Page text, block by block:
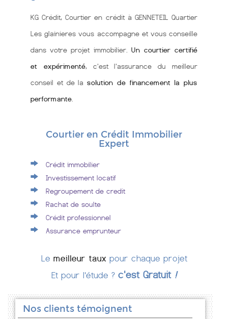
KG Crédit, Courtier en crédit à GENNETEIL Quartier
Les glainieres vous accompagne et vous conseille
dans votre projet immobilier. Un courtier certifié
et expérimenté, c'est l'assurance du meilleur
conseil et de la solution de financement la plus
performante
Courtier en Crédit Immobilier
Expert
Crédit immobilier
Investissement locatif
Regroupement de credit
Rachat de soulte
Crédit professionnel
Assurance emprunteur
Le meilleur taux pour chaque projet
Et pour l'étude ? c'est Gratuit !
Nos clients témoignent